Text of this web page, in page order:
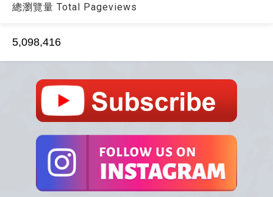
總瀏覽量 Total Pageviews
5,098,416